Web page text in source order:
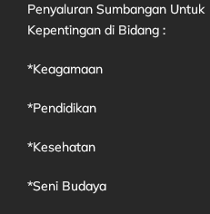
Penyaluran Sumbangan Untuk
Kepentingan di Bidang :
*Keagamaan
*Pendidikan
*Kesehatan
*Seni Budaya